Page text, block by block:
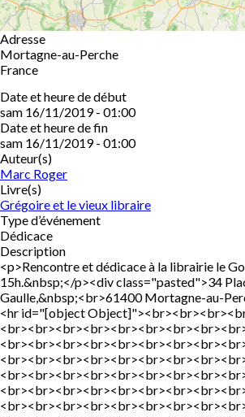
Adresse
Mortagne-au-Perche
France
Date et heure de début
sam 16/11/2019 - 01:00
Date et heure de fin
sam 16/11/2019 - 01:00
Auteur(s)
Marc Roger
Livre(s)
Grégoire et le vieux libraire
Type d’événement
Dédicace
Description
<p>Rencontre et dédicace à la librairie le
15h.&nbsp;</p><div class="pasted">34
Gaulle,&nbsp;<br>61400 Mortagne-au-
<hr id="[object